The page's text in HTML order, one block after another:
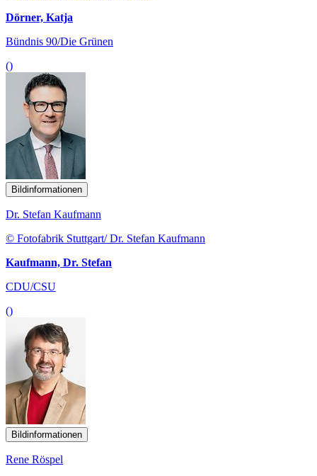
Dörner, Katja
Bündnis 90/Die Grünen
()
Bildinformationen
Dr. Stefan Kaufmann
© Fotofabrik Stuttgart/ Dr. Stefan Kaufmann
Kaufmann, Dr. Stefan
CDU/CSU
()
Bildinformationen
Rene Röspel